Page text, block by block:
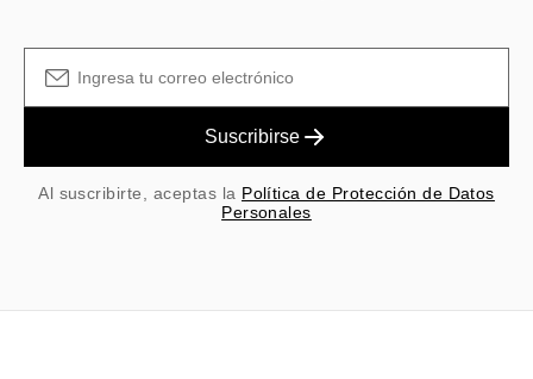
Suscribirse
Al suscribirte, aceptas la Política de Protección de Datos
Personales